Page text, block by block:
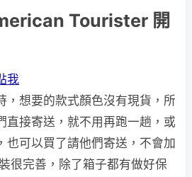
Tourister 開
我
，想要的款式顏色沒有現貨，所
直接寄送，就不用再跑一趟，或
也可以買了請他們寄送，不會加
很完善，除了箱子都有做好保